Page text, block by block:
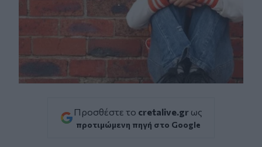
Προσθέστε το cretalive.gr ως
προτιμώμενη πηγή στο Google